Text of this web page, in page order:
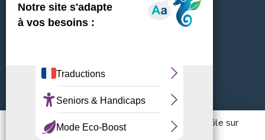
Mentions légales
[sibwp_form id=2]
Ce site utilise des cookies et vous donne le contrôle sur
ceux que vous souhaitez activer